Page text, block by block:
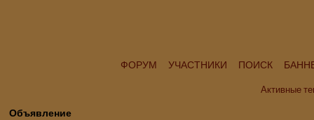
ФОРУМ УЧАСТНИКИ ПОИСК
Активные
Объявление